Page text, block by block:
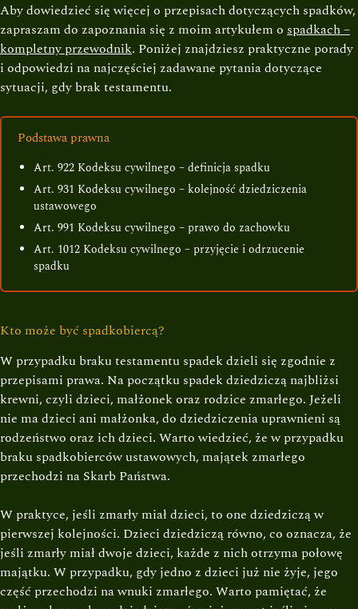
Aby dowiedzieć się więcej o przepisach dotyczących spadków,
zapraszam do zapoznania się z moim artykułem o spadkach –
kompletny przewodnik. Poniżej znajdziesz praktyczne porady
i odpowiedzi na najczęściej zadawane pytania dotyczące
sytuacji, gdy brak testamentu.
Podstawa prawna
Art. 922 Kodeksu cywilnego – definicja spadku
Art. 931 Kodeksu cywilnego – kolejność dziedziczenia
ustawowego
Art. 991 Kodeksu cywilnego – prawo do zachowku
Art. 1012 Kodeksu cywilnego – przyjęcie i odrzucenie
spadku
Kto może być spadkobiercą?
W przypadku braku testamentu spadek dzieli się zgodnie z
przepisami prawa. Na początku spadek dziedziczą najbliżsi
krewni, czyli dzieci, małżonek oraz rodzice zmarłego. Jeżeli
nie ma dzieci ani małżonka, do dziedziczenia uprawnieni są
rodzeństwo oraz ich dzieci. Warto wiedzieć, że w przypadku
braku spadkobierców ustawowych, majątek zmarłego
przechodzi na Skarb Państwa.
W praktyce, jeśli zmarły miał dzieci, to one dziedziczą w
pierwszej kolejności. Dzieci dziedziczą równo, co oznacza, że
jeśli zmarły miał dwoje dzieci, każde z nich otrzyma połowę
majątku. W przypadku, gdy jedno z dzieci już nie żyje, jego
część przechodzi na wnuki zmarłego. Warto pamiętać, że